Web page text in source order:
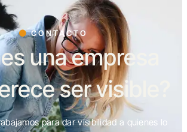
CONTACTO
una empresa
ser visible?
para dar visibilidad a quienes lo